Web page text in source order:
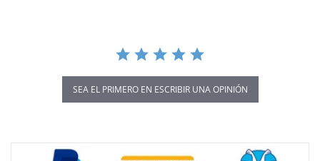
SEA EL PRIMERO EN ESCRIBIR UNA OPINIÓN